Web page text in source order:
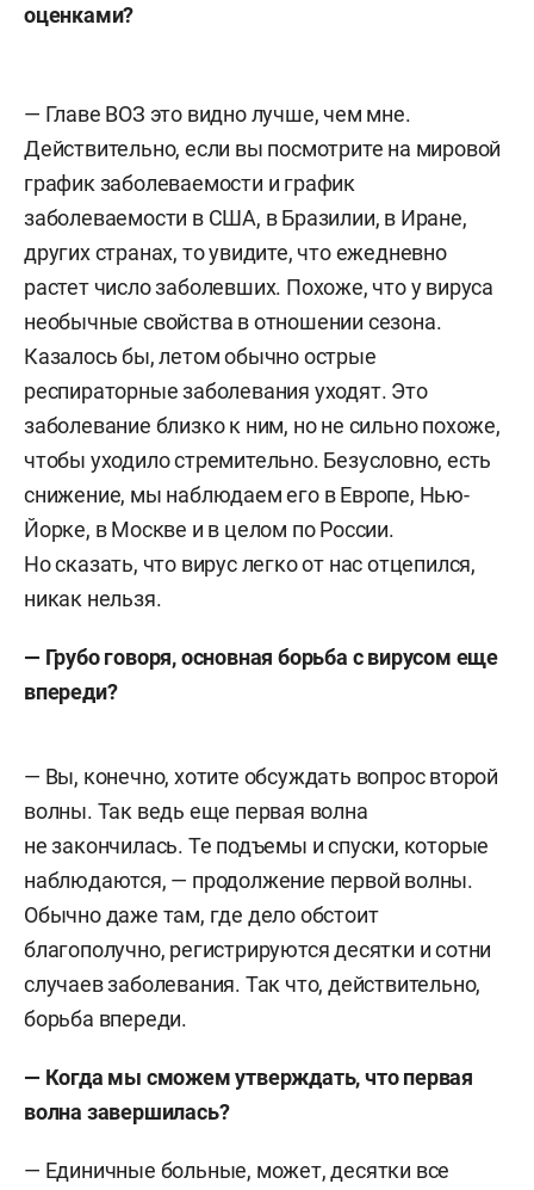
оценками?
— Главе ВОЗ это видно лучше, чем мне.
Действительно, если вы посмотрите на мировой
график заболеваемости и график
заболеваемости в США, в Бразилии, в Иране,
других странах, то увидите, что ежедневно
растет число заболевших. Похоже, что у вируса
необычные свойства в отношении сезона.
Казалось бы, летом обычно острые
респираторные заболевания уходят. Это
заболевание близко к ним, но не сильно похоже,
чтобы уходило стремительно. Безусловно, есть
снижение, мы наблюдаем его в Европе, Нью-
Йорке, в Москве и в целом по России.
Но сказать, что вирус легко от нас отцепился,
никак нельзя.
— Грубо говоря, основная борьба с вирусом еще
впереди?
— Вы, конечно, хотите обсуждать вопрос второй
волны. Так ведь еще первая волна
не закончилась. Те подъемы и спуски, которые
наблюдаются, — продолжение первой волны.
Обычно даже там, где дело обстоит
благополучно, регистрируются десятки и сотни
случаев заболевания. Так что, действительно,
борьба впереди.
— Когда мы сможем утверждать, что первая
волна завершилась?
— Единичные больные, может, десятки все